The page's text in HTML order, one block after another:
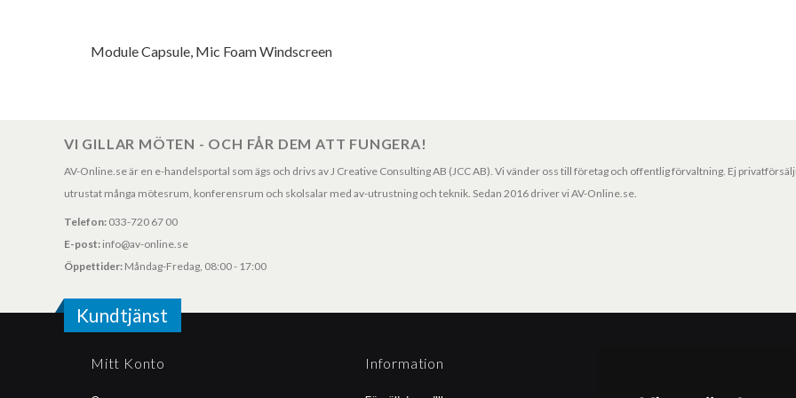
Module Capsule, Mic Foam Windscreen
VI GILLAR MÖTEN - OCH FÅR DEM ATT FUNGERA!
AV-Online.se är en e-handelsportal som ägs och drivs av J Creative Consulting AB (JCC AB). Vi vänder oss till företag och offentlig förvaltning. Ej
utrustat många mötesrum, konferensrum och skolsalar med av-utrustning och teknik. Sedan 2016 driver vi AV-Online.se.
Telefon: 033-720 67 00
E-post: info@av-online.se
Öppettider: Måndag-Fredag, 08:00 - 17:00
Kundtjänst
Mitt Konto Information